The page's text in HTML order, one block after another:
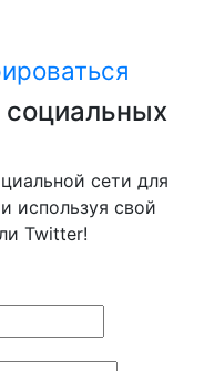
сети для
используя свой
Twitter!